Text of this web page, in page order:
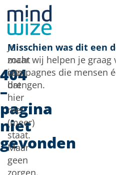
404
–
pagina
niet
gevonden
Je
zocht
iets
dat
hier
niet
(meer)
staat.
Maar
geen
zorgen.
Misschien was dit een
maar wij helpen je graag
campagnes die mensen
brengen.